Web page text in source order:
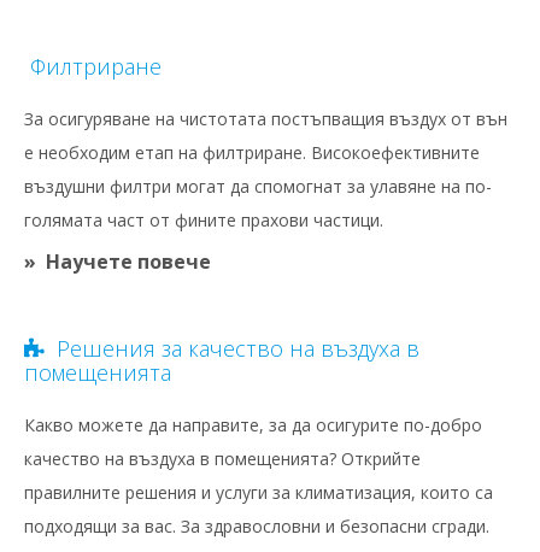
Филтриране
За осигуряване на чистотата постъпващия въздух от вън
е необходим етап на филтриране. Високоефективните
въздушни филтри могат да спомогнат за улавяне на по-
голямата част от фините прахови частици.
Научете повече
Решения за качество на въздуха в
помещенията
Какво можете да направите, за да осигурите по-добро
качество на въздуха в помещенията? Открийте
правилните решения и услуги за климатизация, които са
подходящи за вас. За здравословни и безопасни сгради.